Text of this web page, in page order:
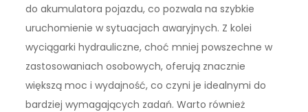
do akumulatora pojazdu, co pozwala na szybkie
uruchomienie w sytuacjach awaryjnych. Z kolei
wyciągarki hydrauliczne, choć mniej powszechne w
zastosowaniach osobowych, oferują znacznie
większą moc i wydajność, co czyni je idealnymi do
bardziej wymagających zadań. Warto również